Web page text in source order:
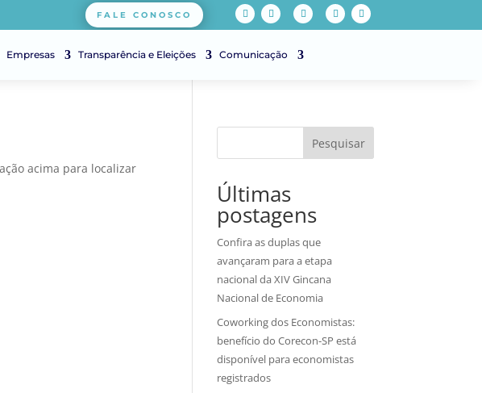
FALE CONOSCO
Empresas Transparência e Eleições Comunicação
acima para localizar
Pesquisar
Últimas
postagens
Confira as duplas que
avançaram para a etapa
nacional da XIV Gincana
Nacional de Economia
Coworking dos Economistas:
benefício do Corecon-SP está
disponível para economistas
registrados